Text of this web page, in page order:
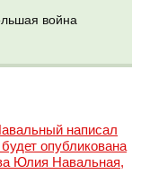
война
написал
опубликована
Юлия Навальная,